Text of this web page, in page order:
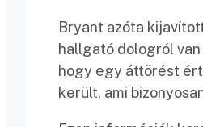
Bryant azóta
hallgató dologról van
hogy egy áttörést
került, ami